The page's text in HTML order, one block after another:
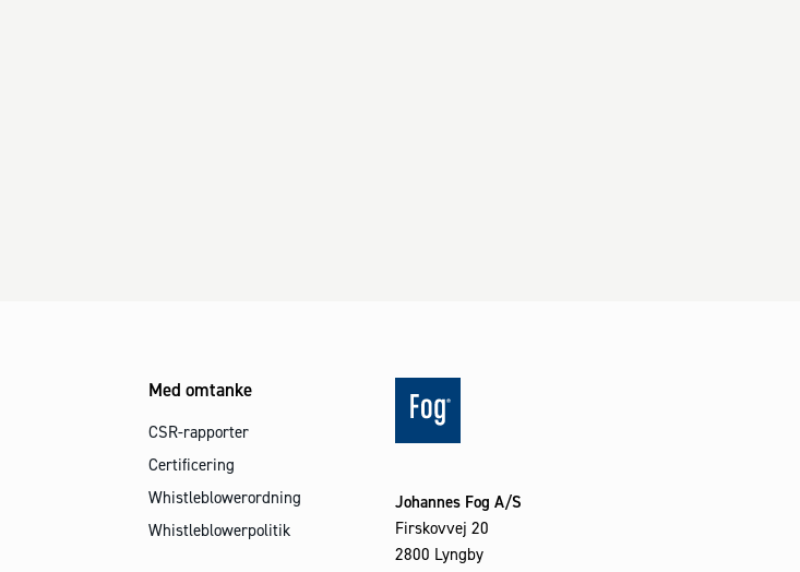
Med omtanke
CSR-rapporter
Certificering
Whistleblowerordning
Whistleblowerpolitik
Johannes Fog A/S
Firskovvej 20
2800 Lyngby